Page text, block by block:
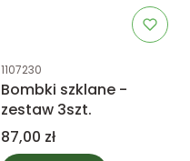
Kod produktu
1107230
Bombki szklane -
zestaw 3szt.
Cena
87,00 zł